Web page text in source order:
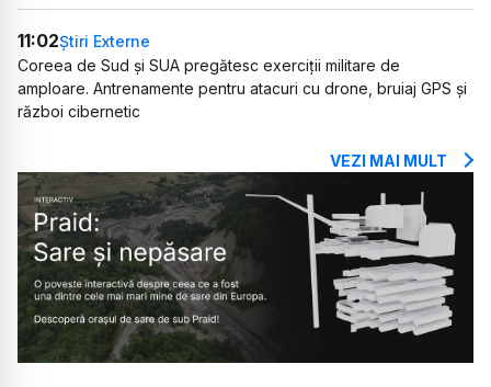
11:02Știri Externe
Coreea de Sud și SUA pregătesc exerciții militare de
amploare. Antrenamente pentru atacuri cu drone, bruiaj GPS și
război cibernetic
VEZI MAI MULT